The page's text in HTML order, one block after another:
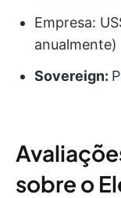
Empresa:
anualmente)
Sovereign:
sobre o